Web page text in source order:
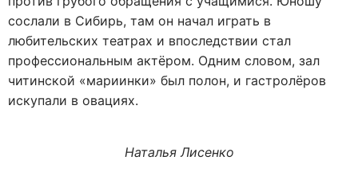
сослали в Сибирь, там он начал играть в
любительских театрах и впоследствии стал
профессиональным актёром. Одним словом, зал
читинской «мариинки» был полон, и гастролёров
искупали в овациях.
Наталья Лисенко